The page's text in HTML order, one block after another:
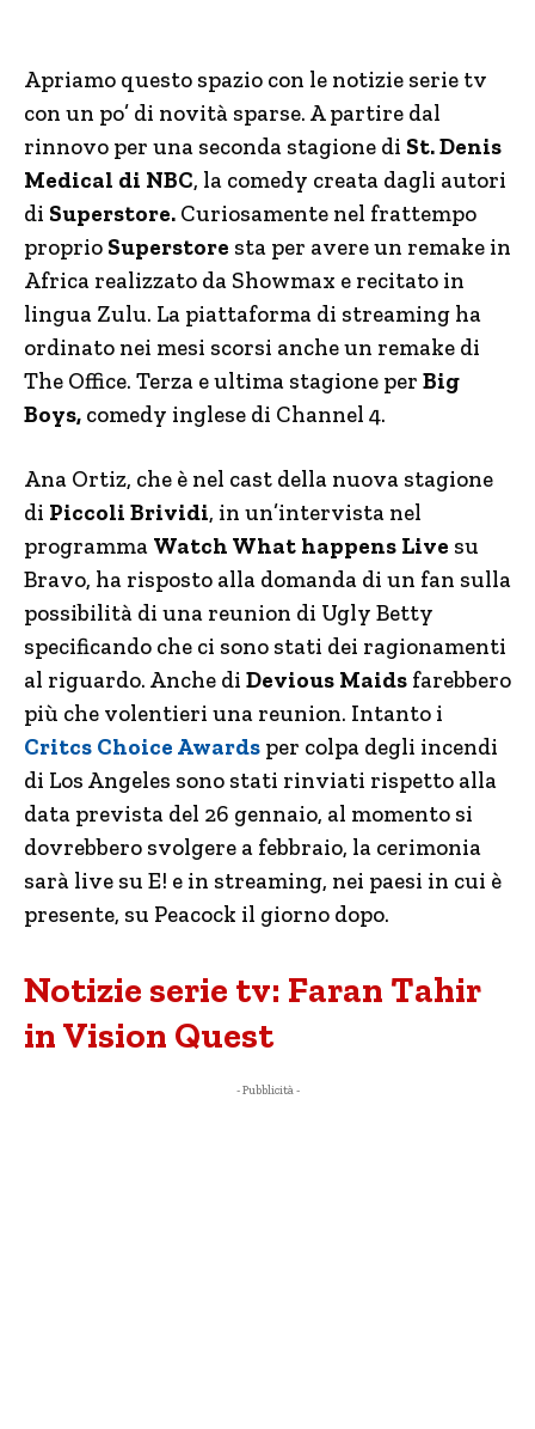
Apriamo questo spazio con le notizie serie tv
con un po’ di novità sparse. A partire dal
rinnovo per una seconda stagione di St. Denis
Medical di NBC, la comedy creata dagli autori
di Superstore. Curiosamente nel frattempo
proprio Superstore sta per avere un remake in
Africa realizzato da Showmax e recitato in
lingua Zulu. La piattaforma di streaming ha
ordinato nei mesi scorsi anche un remake di
The Office. Terza e ultima stagione per Big
Boys, comedy inglese di Channel 4.
Ana Ortiz, che è nel cast della nuova stagione
di Piccoli Brividi, in un’intervista nel
programma Watch What happens Live su
Bravo, ha risposto alla domanda di un fan sulla
possibilità di una reunion di Ugly Betty
specificando che ci sono stati dei ragionamenti
al riguardo. Anche di Devious Maids farebbero
più che volentieri una reunion. Intanto i
Critcs Choice Awards per colpa degli incendi
di Los Angeles sono stati rinviati rispetto alla
data prevista del 26 gennaio, al momento si
dovrebbero svolgere a febbraio, la cerimonia
sarà live su E! e in streaming, nei paesi in cui è
presente, su Peacock il giorno dopo.
Notizie serie tv: Faran Tahir
in Vision Quest
- Pubblicità -